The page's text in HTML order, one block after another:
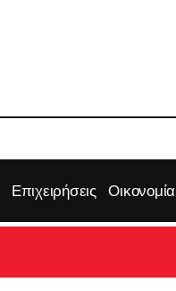
Επιχειρήσεις Οικονομία